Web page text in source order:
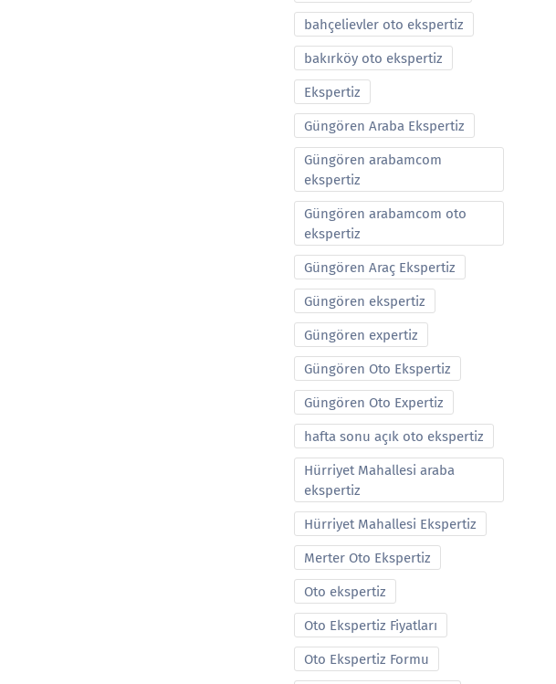
bahçelievler oto ekspertiz
bakırköy oto ekspertiz
Ekspertiz
Güngören Araba Ekspertiz
Güngören arabamcom
ekspertiz
Güngören arabamcom oto
ekspertiz
Güngören Araç Ekspertiz
Güngören ekspertiz
Güngören expertiz
Güngören Oto Ekspertiz
Güngören Oto Expertiz
hafta sonu açık oto ekspertiz
Hürriyet Mahallesi araba
ekspertiz
Hürriyet Mahallesi Ekspertiz
Merter Oto Ekspertiz
Oto ekspertiz
Oto Ekspertiz Fiyatları
Oto Ekspertiz Formu